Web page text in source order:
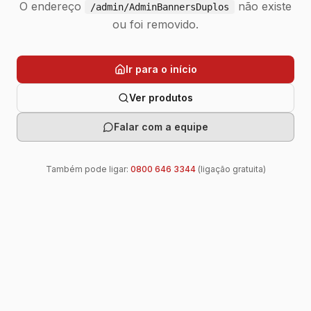
O endereço /admin/AdminBannersDuplos
não existe
ou foi removido.
Ir para o início
Ver produtos
Falar com a equipe
Também pode ligar: 0800 646 3344(ligação gratuita)